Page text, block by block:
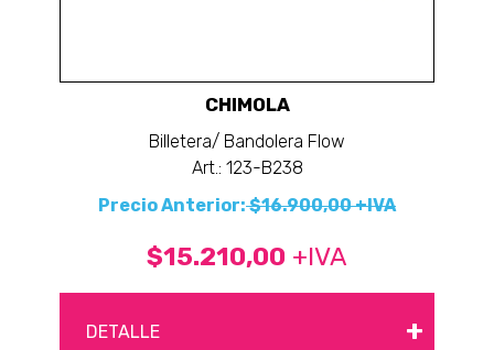
CHIMOLA
Billetera/ Bandolera Flow
Art.: 123-B238
Precio Anterior:$16.900,00 +IVA
$15.210,00 +IVA
DETALLE +